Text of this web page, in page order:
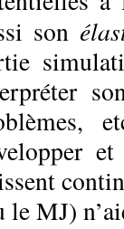
son
le MJ)